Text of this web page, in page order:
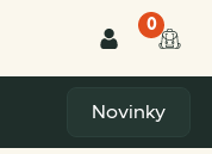
0
Novinky